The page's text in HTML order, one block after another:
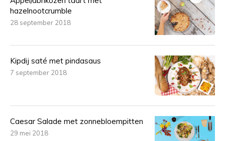
hazelnootcrumble
28 september 2018
Kipdij saté met pindasaus
7 september 2018
Caesar Salade met zonnebloempitten
29 mei 2018